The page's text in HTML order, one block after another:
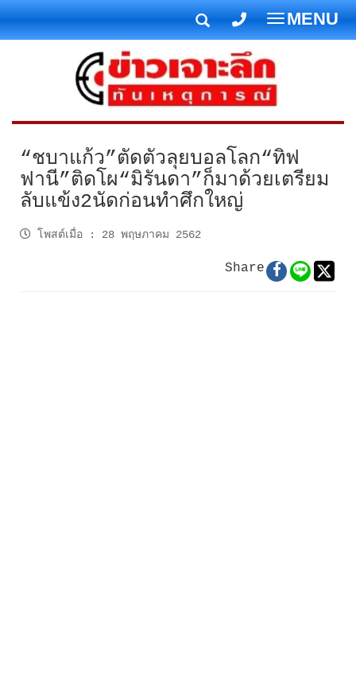
T
o
g
g
l
e
n
a
v
t
MENU
“ชบาแก้ว”ตัดตัวลุยบอลโลก“ทิฟ
ฟานี”ติดโผ“มิรันดา”ก็มาด้วยเตรียม
ลับแข้ง2นัดก่อนทำศึกใหญ่
โพสต์เมื่อ : 28 พฤษภาคม 2562
Share